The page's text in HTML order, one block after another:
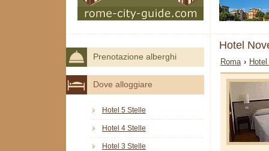
Hotel
Roma ›
Prenotazione alberghi
Dove alloggiare
Hotel 5 Stelle
Hotel 4 Stelle
Hotel 3 Stelle